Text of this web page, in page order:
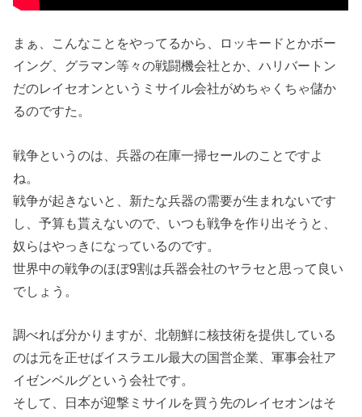
まぁ、こんなことをやってるから、ロッキードとかボー
イング、グラマン等々の戦闘機会社とか、ハリバートン
だのレイセオンというミサイル会社がめちゃくちゃ儲か
るのですた。
戦争というのは、兵器の在庫一掃セールのことですよ
ね。
戦争が起きないと、新たな兵器の需要が生まれないです
し、予算も貰えないので、いつも戦争を作り出そうと、
奴らはやっきになっているのです。
世界中の戦争のほぼ9割は兵器会社のヤラセと思って良い
でしょう。
調べれば分かりますが、北朝鮮に核技術を提供している
のは元を正せばイスラエル最大の国営企業、軍事会社ア
イゼンベルグという会社です。
そして、日本が迎撃ミサイルを買う先のレイセオンはそ